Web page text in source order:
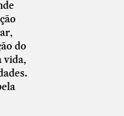
do
vida,